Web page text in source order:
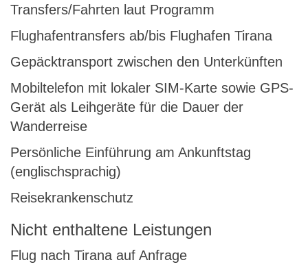
Transfers/Fahrten laut Programm
Flughafentransfers ab/bis Flughafen Tirana
Gepäcktransport zwischen den Unterkünften
Mobiltelefon mit lokaler SIM-Karte sowie GPS-
Gerät als Leihgeräte für die Dauer der
Wanderreise
Persönliche Einführung am Ankunftstag
(englischsprachig)
Reisekrankenschutz
Nicht enthaltene Leistungen
Flug nach Tirana auf Anfrage